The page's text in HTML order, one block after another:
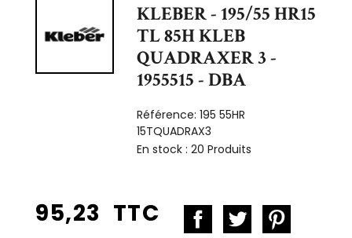
KLEBER - 195/55 HR15
TL 85H KLEB
QUADRAXER 3 -
1955515 - DBA
Référence:195 55HR
15TQUADRAX3
En stock :20 Produits
95,23 TTC